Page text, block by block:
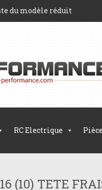
du modèle réduit
RC Electrique
(10) TETE